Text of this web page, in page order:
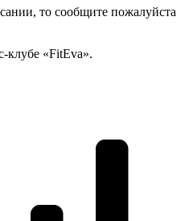
то сообщите пожалуйста
клубе «FitEva».